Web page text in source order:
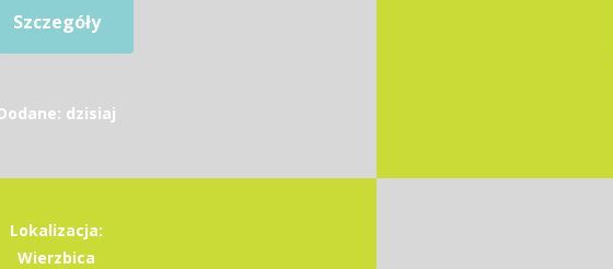
Szczegóły
dzisiaj
Lokalizacja:
Wierzbica